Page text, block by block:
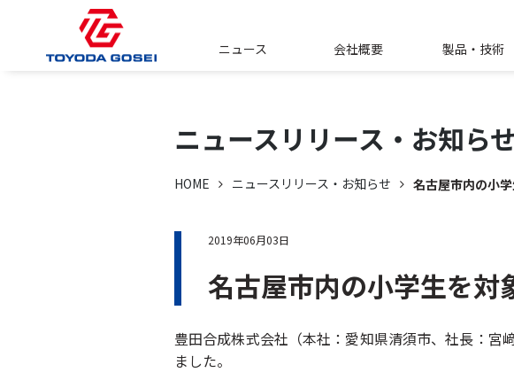
ニュース 会社概要 製品・技術
ニュースリリース・ お知らせ
HOME ニュースリリース・お知らせ 名古屋市内の小
2019年06月03日
名古屋市内の小学生を
豊田合成株式会社（本社：愛知県清須市、社長：宮
ました。